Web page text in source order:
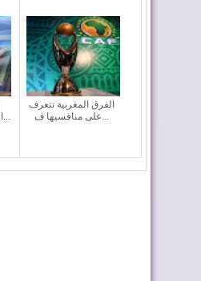
الفرق المغربية تتعرف